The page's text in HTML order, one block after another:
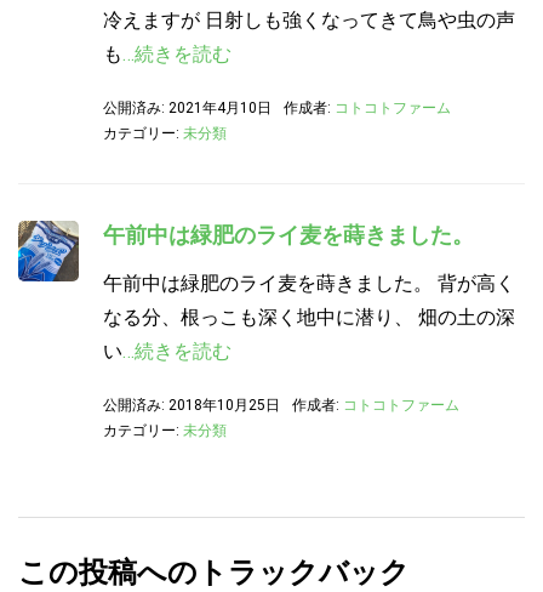
冷えますが 日射しも強くなってきて鳥や虫の声
も…続きを読む
公開済み: 2021年4月10日 作成者: コトコトファーム
カテゴリー: 未分類
午前中は緑肥のライ麦を蒔きました。
午前中は緑肥のライ麦を蒔きました。 背が高く
なる分、根っこも深く地中に潜り、 畑の土の深
い…続きを読む
公開済み: 2018年10月25日 作成者: コトコトファーム
カテゴリー: 未分類
この投稿へのトラックバック